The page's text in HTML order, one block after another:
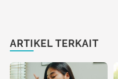
ARTIKEL TERKAIT